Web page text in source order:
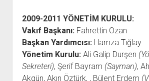
2009-2011 YÖNETİM KURULU:
Vakıf Başkanı: Fahrettin Ozan
Başkan Yardımcısı: Hamza Tığlay
Yönetim Kurulu: Ali Galip Durşen
Sekreteri), Şerif Bayram (Sayman),
Akgün, Akın Öztürk, , Bülent Erdem